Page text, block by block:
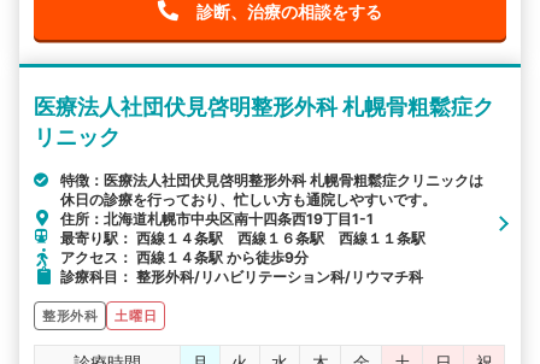
診断、治療の相談をする
医療法人社団伏見啓明整形外科 札幌骨粗鬆症ク
リニック
特徴：医療法人社団伏見啓明整形外科 札幌骨粗鬆症クリニックは
休日の診療を行っており、忙しい方も通院しやすいです。
住所：北海道札幌市中央区南十四条西19丁目1-1
最寄り駅： 西線１４条駅 西線１６条駅 西線１１条駅
アクセス： 西線１４条駅 から徒歩9分
診療科目： 整形外科/リハビリテーション科/リウマチ科
整形外科 土曜日